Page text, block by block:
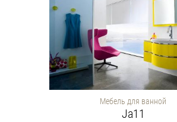
Мебель для ванной
Ja11